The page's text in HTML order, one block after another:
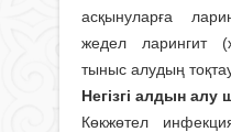
асқынуларға
жедел ларингит
тыныс алудың
Негізгі алдын
Көкжөтел